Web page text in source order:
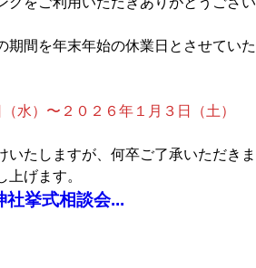
期間を年末年始の休業日とさせていた
水）〜２０２６年１月３日（土）
いたしますが、何卒ご了承いただきま
げます。
社挙式相談会...